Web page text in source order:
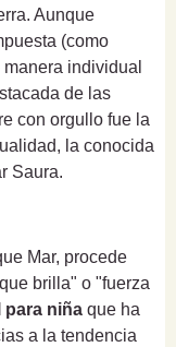
Aunque
(como
individual
de las
con orgullo fue la
la conocida
Saura.
Mar, procede
brilla" o "fuerza
para niña que ha
a la tendencia